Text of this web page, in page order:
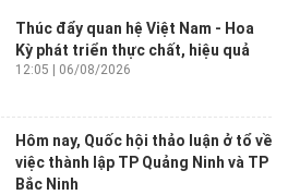
Thúc đẩy quan hệ Việt Nam - Hoa
Kỳ phát triển thực chất, hiệu quả
12:05 | 06/08/2026
Hôm nay, Quốc hội thảo luận ở tổ về
việc thành lập TP Quảng Ninh và TP
Bắc Ninh